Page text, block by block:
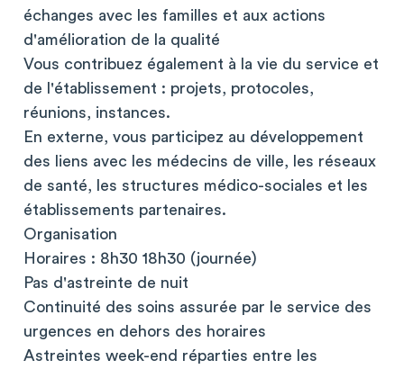
échanges avec les familles et aux actions
d'amélioration de la qualité
Vous contribuez également à la vie du service et
de l'établissement : projets, protocoles,
réunions, instances.
En externe, vous participez au développement
des liens avec les médecins de ville, les réseaux
de santé, les structures médico-sociales et les
établissements partenaires.
Organisation
Horaires : 8h30 18h30 (journée)
Pas d'astreinte de nuit
Continuité des soins assurée par le service des
urgences en dehors des horaires
Astreintes week-end réparties entre les